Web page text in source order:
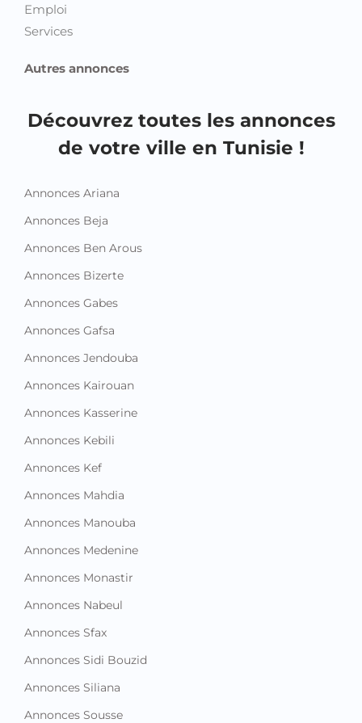
Emploi
Services
Autres annonces
Découvrez toutes les annonces
de votre ville en Tunisie !
Annonces Ariana
Annonces Beja
Annonces Ben Arous
Annonces Bizerte
Annonces Gabes
Annonces Gafsa
Annonces Jendouba
Annonces Kairouan
Annonces Kasserine
Annonces Kebili
Annonces Kef
Annonces Mahdia
Annonces Manouba
Annonces Medenine
Annonces Monastir
Annonces Nabeul
Annonces Sfax
Annonces Sidi Bouzid
Annonces Siliana
Annonces Sousse